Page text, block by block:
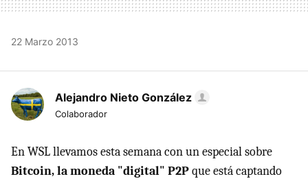
22 Marzo 2013
Alejandro Nieto González
Colaborador
En WSL llevamos esta semana con un especial sobre
Bitcoin, la moneda "digital" P2Pque está captando